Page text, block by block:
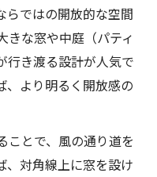
らではの開放的な空間
きな窓や中庭（パティ
行き渡る設計が人気で
、より明るく開放感の
ことで、風の通り道を
、対角線上に窓を設け